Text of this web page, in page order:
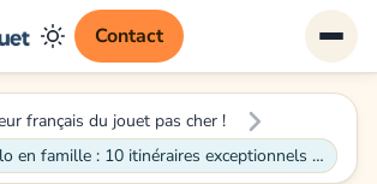
Contact
français du jouet pas cher !
Balades à vélo en famille : 10 itinéraires exceptionnels et conseils essentiels